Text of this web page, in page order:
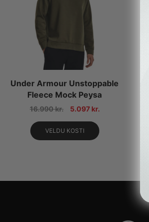
Under Armour Unstoppable
Fleece Mock Peysa
16.990kr. 5.097 kr.
VELDU KOSTI